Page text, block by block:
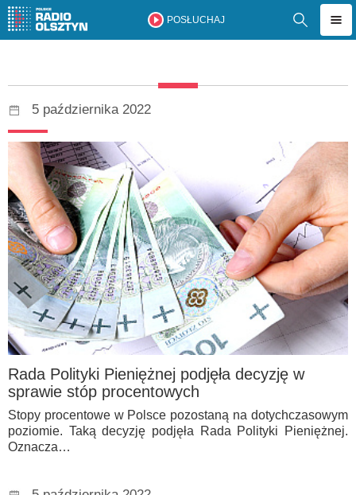
POSŁUCHAJ
5 października 2022
Rada Polityki Pieniężnej podjęła decyzję w
sprawie stóp procentowych
Stopy procentowe w Polsce pozostaną na dotychczasowym
poziomie. Taką decyzję podjęła Rada Polityki Pieniężnej.
Oznacza…